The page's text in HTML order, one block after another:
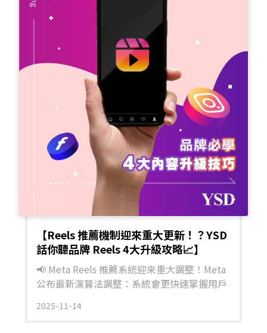
實體店變成比賽嘅一部分。例如搞個網上「尋
寶遊戲」，將神秘 Code 收藏喺網店某個產品
頁面；或者要求客人落舖頭打卡先算成功參
加。咁樣唔單止好玩，仲可以直接帶動網店流
量同實體店人流，大大增加佢哋順手買嘢嘅機
會！ 自動化 DM 回覆｜把握最高熱度一刻 當
客人留言參加抽獎嗰刻，就係佢對你品牌最感
興趣嘅時候！善用系統自動發送 DM (Direct
Message) 俾所有參加者，除咗多謝佢哋參
與，最重要係附帶一條去你網店 Landing
Page 或熱賣產品嘅 Link，鼓勵佢哋即時入去
行下，把握黃金轉換時機。 人人有份「安慰
獎」｜用獨家優惠換取高價值 Email 名單 大
獎只有一個，但留言區嘅潛在客人有好多個！
想將呢班湊熱鬧嘅網民變成你嘅長期資產？關
鍵就係利用「安慰獎」引導佢哋留低 Email 。
你可以喺活動規則加入小巧思：「前往活動專
頁輸入 Email 登記，即獲大獎抽獎資格！成功
登記再送出必中嘅『全單 9 折 / 免運費』安慰
獎 Code！」呢個雙贏機制，客人覺得賺咗優
惠，而你不但成功收集到第一方數據 (First-
【Reels 推薦機制迎來重大更新！？YSD
話你聽品牌 Reels 4大升級攻略📈】
📢 Meta Reels 推薦系統迎來重大調整！Meta
公布最新演算法調整：系統會更快速掌握用戶
對品牌嚟講，呢個改動係機會，亦係挑戰：內
2025-11-14